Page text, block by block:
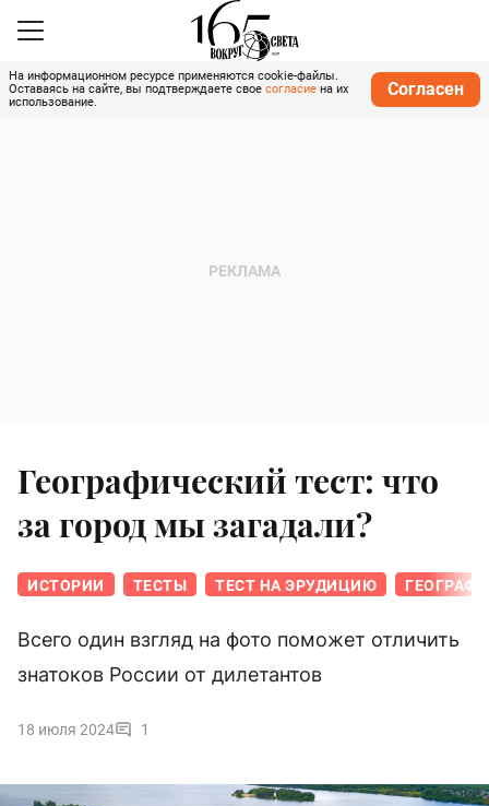
На информационном ресурсе применяются cookie-файлы.
Оставаясь на сайте, вы подтверждаете свое согласие на их
использование.
Согласен
Географический тест: что
за город мы загадали?
ИСТОРИИ ТЕСТЫ ТЕСТ НА ЭРУДИЦИЮ
Всего один взгляд на фото поможет отличить
знатоков России от дилетантов
18 июля 2024 1